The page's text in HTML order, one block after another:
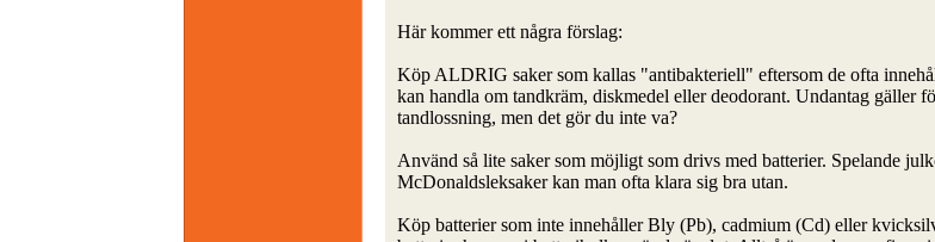
Här kommer ett några förslag:
Köp ALDRIG saker som kallas "antibakteriell" eftersom de ofta
kan handla om tandkräm, diskmedel eller deodorant. Undantag gäller
tandlossning, men det gör du inte va?
Använd så lite saker som möjligt som drivs med batterier. Spelande
McDonaldsleksaker kan man ofta klara sig bra utan.
Köp batterier som inte innehåller Bly (Pb), cadmium (Cd) eller